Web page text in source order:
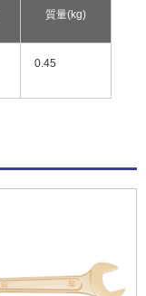
質量(kg)
0.45